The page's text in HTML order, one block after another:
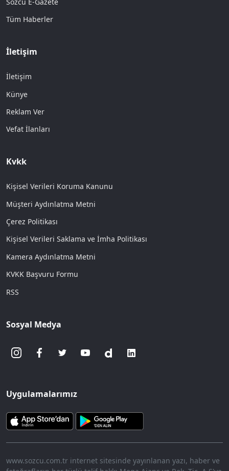
Tüm Haberler
İletişim
İletişim
Künye
Reklam Ver
Vefat İlanları
Kvkk
Kişisel Verileri Koruma Kanunu
Müşteri Aydınlatma Metni
Çerez Politikası
Kişisel Verileri Saklama ve İmha Politikası
Kamera Aydınlatma Metni
KVKK Başvuru Formu
RSS
Sosyal Medya
Uygulamalarımız
www.sozcu.com.tr internet sitesinde yayınlanan yazı, haber ve